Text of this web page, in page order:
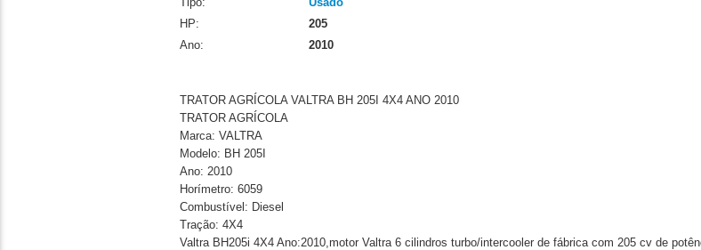
HP:
205
Ano:
2010
TRATOR AGRÍCOLA VALTRA BH 205I 4X4 ANO 2010
TRATOR AGRÍCOLA
Marca: VALTRA
Modelo: BH 205I
Ano: 2010
Horímetro: 6059
Combustível: Diesel
Tração: 4X4
Valtra BH205i 4X4 Ano:2010,motor Valtra 6 cilindros turbo/intercooler de fábrica com 205 cv de